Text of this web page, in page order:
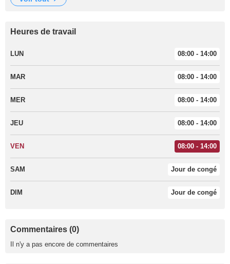
Heures de travail
LUN 08:00 - 14:00
MAR 08:00 - 14:00
MER 08:00 - 14:00
JEU 08:00 - 14:00
VEN 08:00 - 14:00
SAM Jour de congé
DIM Jour de congé
Commentaires (0)
Il n'y a pas encore de commentaires